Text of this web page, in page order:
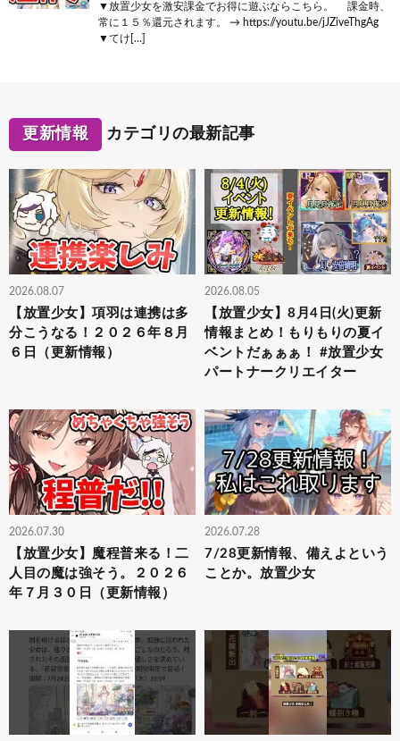
▼放置少女を激安課金でお得に遊ぶならこちら。 課金時、
常に１５％還元されます。 → https://youtu.be/jJZiveThgAg
▼てけ[…]
更新情報 カテゴリの最新記事
2026.08.07
【放置少女】項羽は連携は多
分こうなる！２０２６年８月
６日（更新情報）
2026.08.05
【放置少女】8月4日(火)更新
情報まとめ！もりもりの夏イ
ベントだぁぁぁ！ #放置少女
パートナークリエイター
2026.07.30
【放置少女】魔程普来る！二
人目の魔は強そう。２０２６
年７月３０日（更新情報）
2026.07.28
7/28更新情報、備えよという
ことか。放置少女